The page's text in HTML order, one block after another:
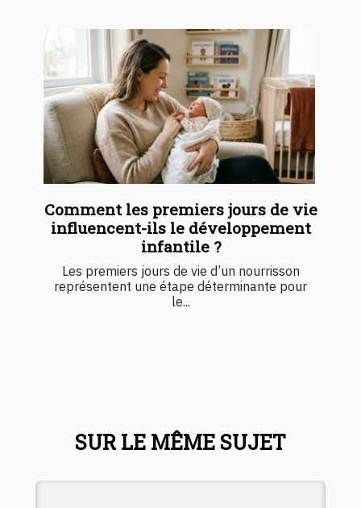
Comment les premiers jours de vie
influencent-ils le développement
infantile ?
Les premiers jours de vie d’un nourrisson
représentent une étape déterminante pour
le...
SUR LE MÊME SUJET